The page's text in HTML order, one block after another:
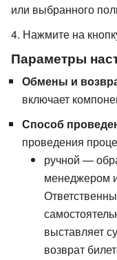
или выбранного
Нажмите на
Параметры
Обмены и
включает
Способ
проведения
ручной —
менеджером
выставляет
возврат